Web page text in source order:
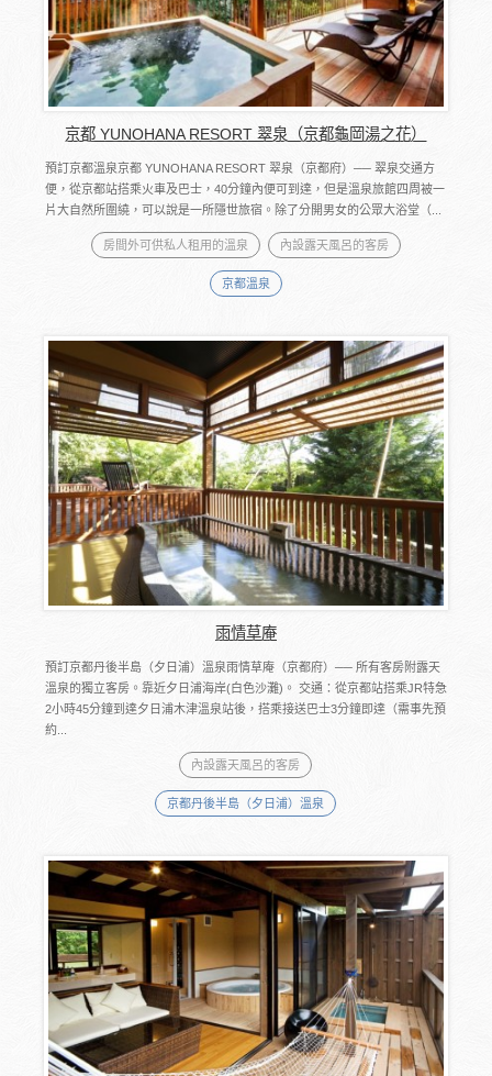
京都 YUNOHANA RESORT 翠泉（京都龜岡湯之花）
預訂京都溫泉京都 YUNOHANA RESORT 翠泉（京都府）── 翠泉交通方
便，從京都站搭乘火車及巴士，40分鐘內便可到達，但是溫泉旅館四周被一
片大自然所圍繞，可以說是一所隱世旅宿。除了分開男女的公眾大浴堂（...
房間外可供私人租用的溫泉 內設露天風呂的客房
京都溫泉
雨情草庵
預訂京都丹後半島（夕日浦）溫泉雨情草庵（京都府）── 所有客房附露天
溫泉的獨立客房。靠近夕日浦海岸(白色沙灘)。 交通：從京都站搭乘JR特急
2小時45分鐘到達夕日浦木津溫泉站後，搭乘接送巴士3分鐘即達（需事先預
約...
內設露天風呂的客房
京都丹後半島（夕日浦）溫泉